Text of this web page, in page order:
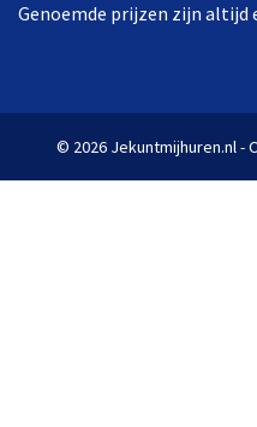
Genoemde prijzen zijn altijd
© 2026 Jekuntmijhuren.nl -